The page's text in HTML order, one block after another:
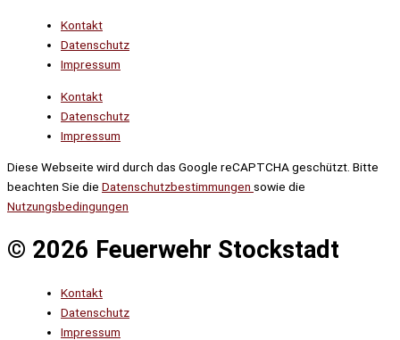
Kontakt
Datenschutz
Impressum
Kontakt
Datenschutz
Impressum
Diese Webseite wird durch das Google reCAPTCHA geschützt. Bitte
beachten Sie die Datenschutzbestimmungen sowie die
Nutzungsbedingungen
© 2026 Feuerwehr Stockstadt
Kontakt
Datenschutz
Impressum